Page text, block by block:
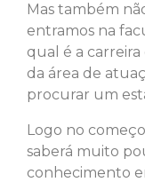
Mas também
entramos na
qual é a
da área de
procurar um
Logo no
saberá muito
conhecimento